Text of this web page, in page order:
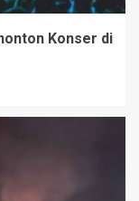
Konser di